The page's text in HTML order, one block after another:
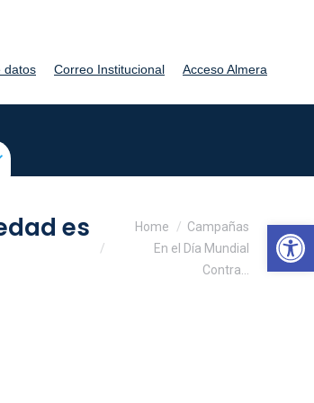
datos Correo Institucional Acceso Almera
es
You are here:
Home
Campañas
En el Día Mundial
Contra…